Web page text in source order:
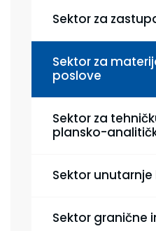
Sektor za
Sektor za
poslove
Sektor za
plansko-
Sektor
Sektor granične